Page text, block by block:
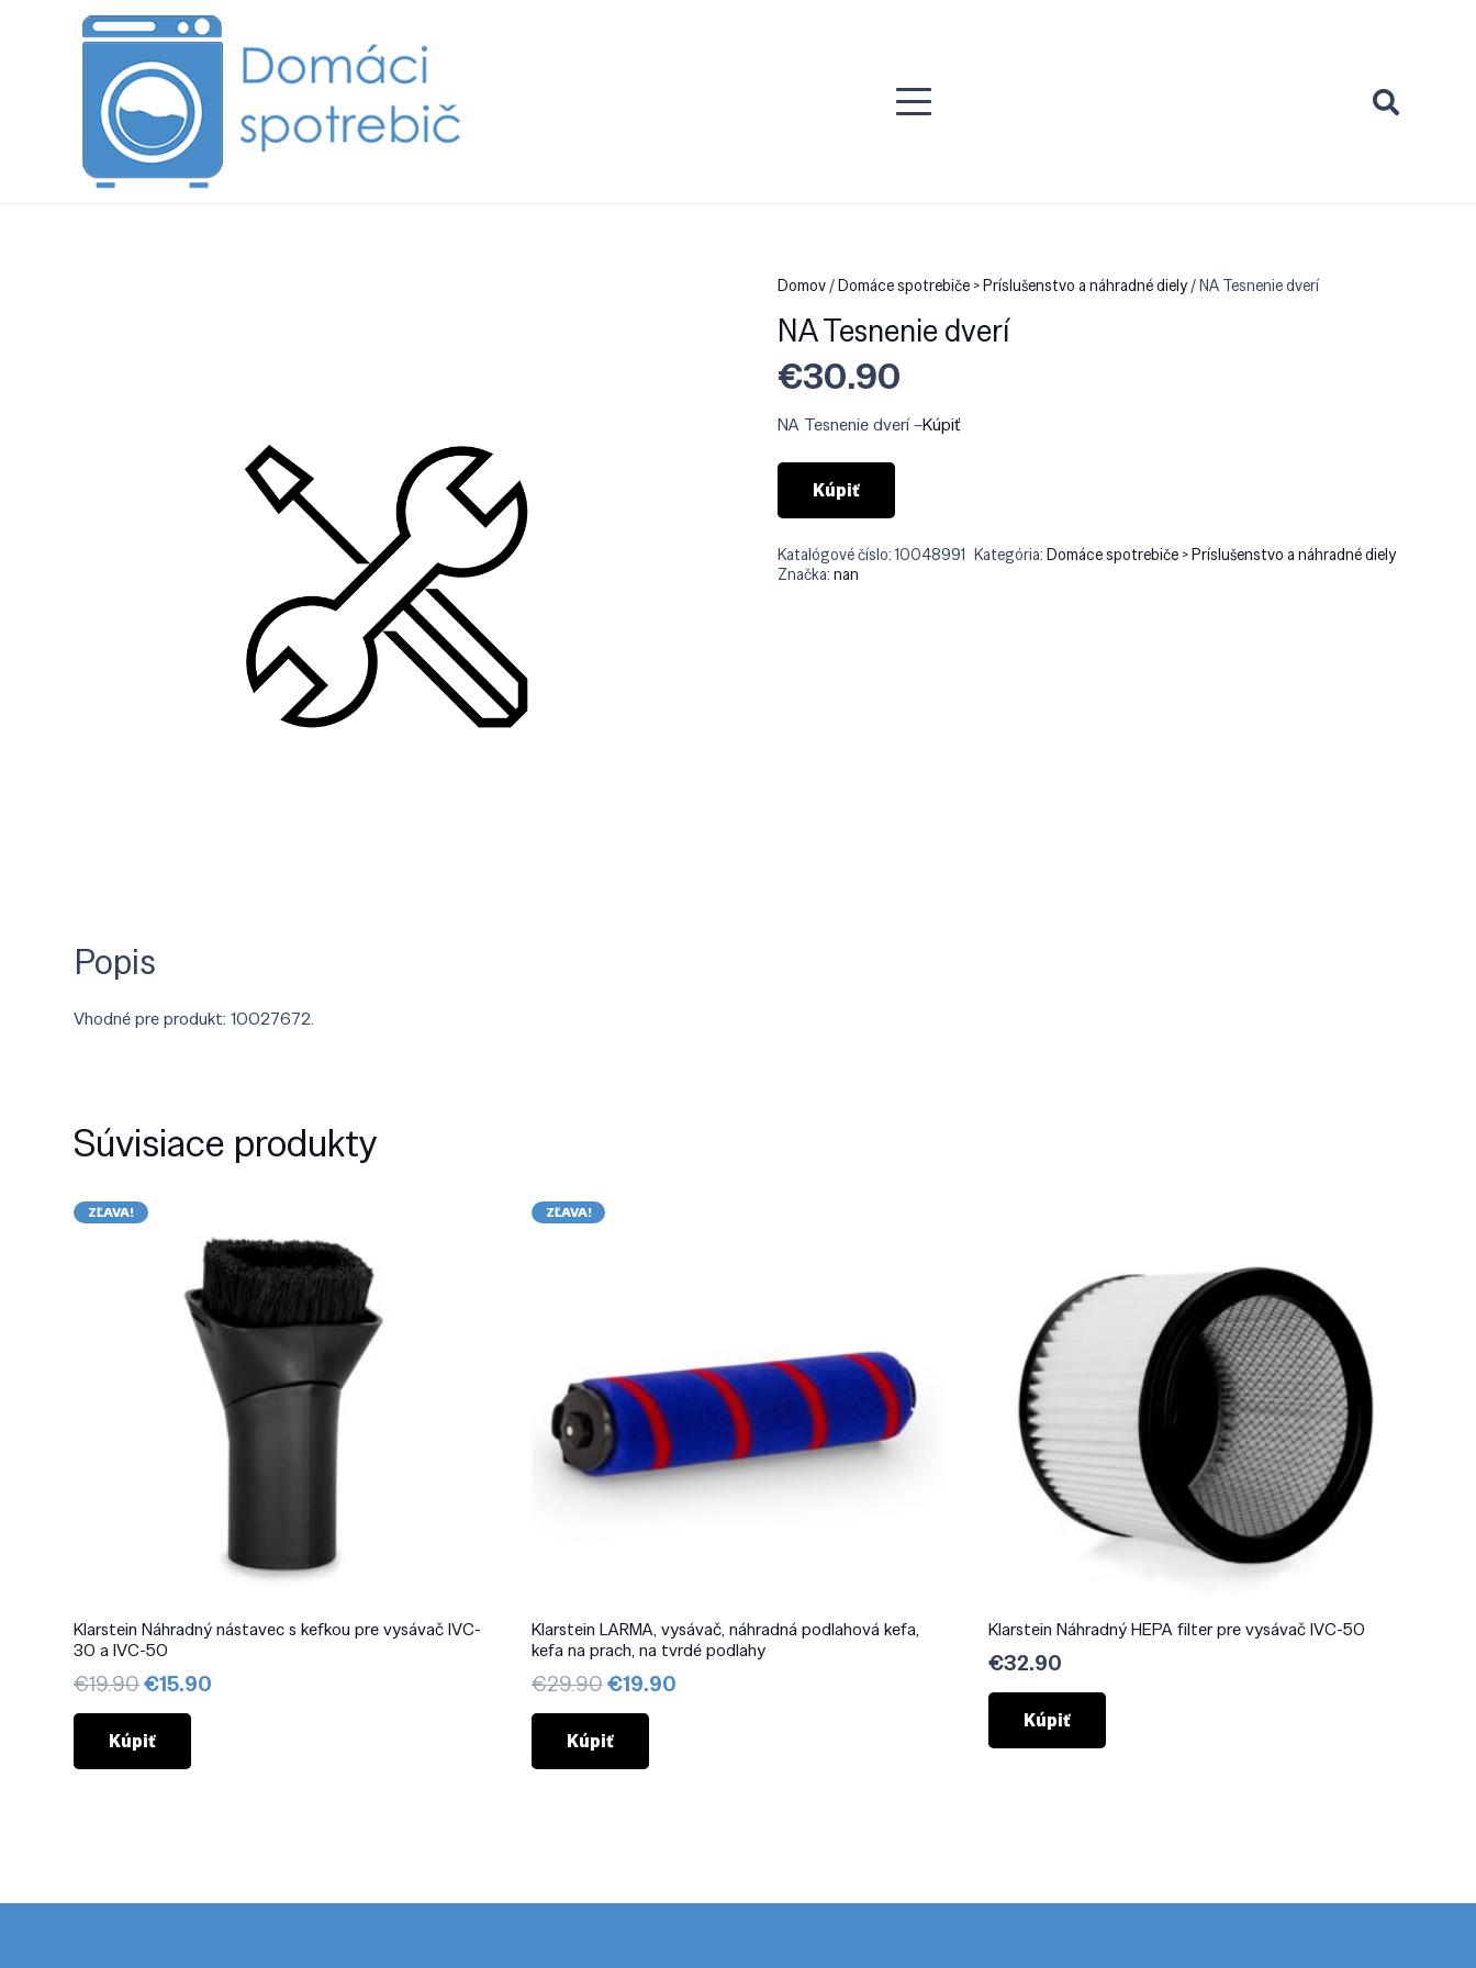
Domov/Domáce spotrebiče > Príslušenstvo a náhradné diely/ NA Tesnenie dverí
NA Tesnenie dverí
€30.90
NA Tesnenie dverí –Kúpiť
Kúpiť
Katalógové číslo:10048991 Kategória:Domáce spotrebiče > Príslušenstvo a náhradné diely
Značka:nan
Popis
Vhodné pre produkt: 10027672.
Súvisiace produkty
ZĽAVA!
Klarstein Náhradný nástavec s kefkou pre vysávač IVC-
30 a IVC-50
€19.90Pôvodná
cena
bola:
€19.90.
€15.90
Kúpiť
ZĽAVA!
Klarstein LARMA, vysávač, náhradná podlahová kefa,
kefa na prach, na tvrdé podlahy
€29.90Pôvodná
cena
bola:
€29.90.
€19.90Aktuálna
Kúpiť
Klarstein Náhradný HEPA filter pre vysávač IVC-50
€32.90
Kúpiť